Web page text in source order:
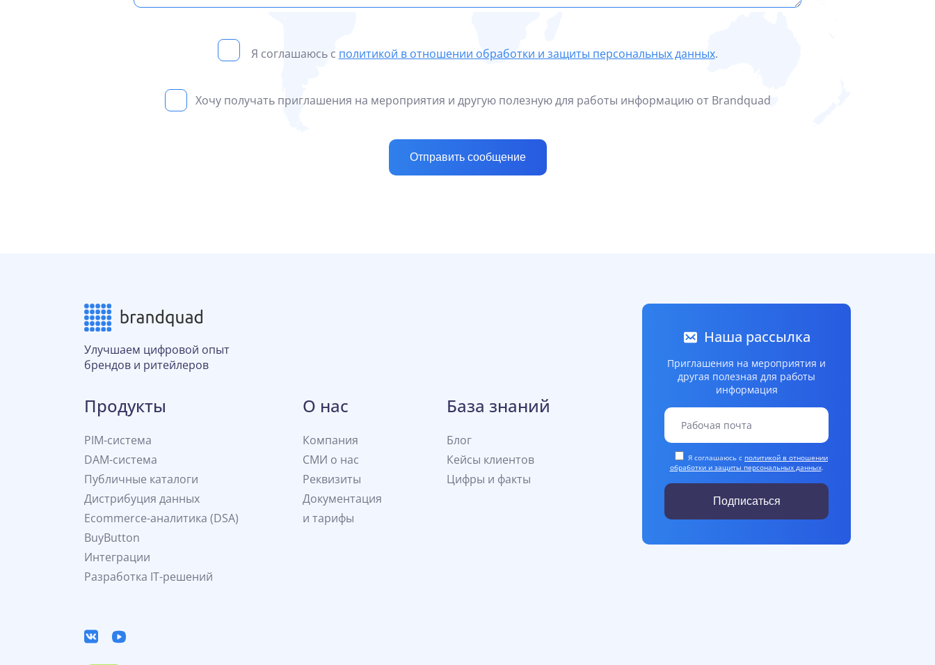
Я соглашаюсь с политикой в отношении обработки и защиты персональных данных.
Хочу получать приглашения на мероприятия и другую полезную для работы информацию от Brandquad
Улучшаем цифровой опыт
брендов и ритейлеров
Продукты
PIM-система
DAM-система
Публичные каталоги
Дистрибуция данных
Ecommerce-аналитика (DSA)
BuyButton
Интеграции
Разработка IT-решений
О нас
Компания
СМИ о нас
Реквизиты
Документация
и тарифы
База знаний
Блог
Кейсы клиентов
Цифры и факты
Наша рассылка
Приглашения на мероприятия и
другая полезная для работы
информация
Я соглашаюсь с политикой в отношении
обработки и защиты персональных данных.